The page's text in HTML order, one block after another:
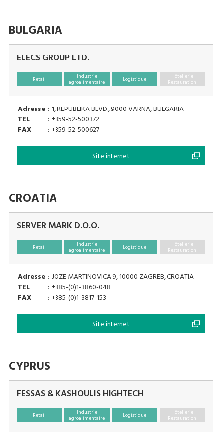
BULGARIA
ELECS GROUP LTD.
Retail Industrie
agroalimentaire Logistique Hôtellerie
Restauration
Adresse : 1, REPUBLIKA BLVD., 9000 VARNA, BULGARIA
TEL
: +359-52-500372
FAX
: +359-52-500627
Site internet
CROATIA
SERVER MARK D.O.O.
Retail Industrie
agroalimentaire Logistique Hôtellerie
Restauration
Adresse : JOZE MARTINOVICA 9, 10000 ZAGREB, CROATIA
TEL
: +385-(0)1-3860-048
FAX
: +385-(0)1-3817-153
Site internet
CYPRUS
FESSAS & KASHOULIS HIGHTECH
Retail Industrie
agroalimentaire Logistique Hôtellerie
Restauration